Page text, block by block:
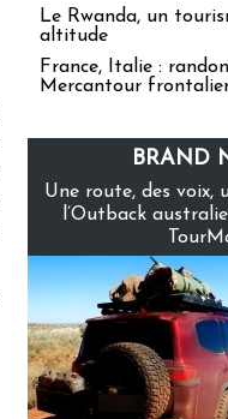
Le Rwanda, un
altitude
France, Italie :
Mercantour
BRAND
Une route, des voix,
l’Outback